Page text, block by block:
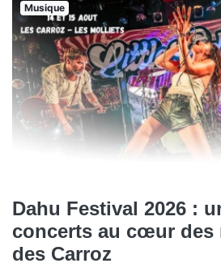
Musique
Dahu Festival 2026 :
concerts au cœur des
des Carroz